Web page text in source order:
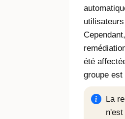
été
groupe est
La